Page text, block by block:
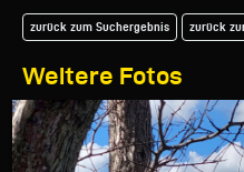
Weitere Fotos
zurück zum Suchergebnis zurück